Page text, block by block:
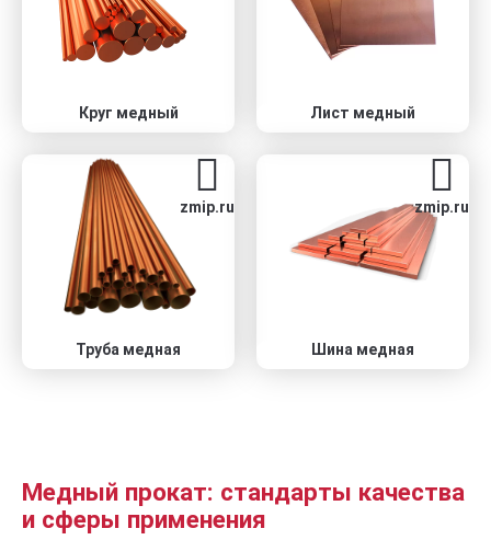
Круг медный Лист медный
zmip.ru
Труба медная
zmip.ru
Шина медная
Медный прокат: стандарты качества
и сферы применения